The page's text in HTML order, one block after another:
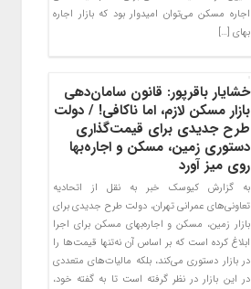
اجاره مسکن می‌توان امیدوار بود که بازار اجاره
بهای […]
خشایار باقرپور: قانون سامان‌دهی
بازار مسکن لازم، اما ناکافی! / دولت
طرح جدیدی برای قیمت‌گذاری
دستوری زمین، مسکن و اجاره‌بها
روی میز آورد
به گزارش کیوسک خبر به نقل از اتحادیه
تعاونی‌های عمرانی تهران، دولت طرح جدیدی برای
بازار زمین، مسکن و اجاره‌بهای مسکن برای اجرا
ابلاغ کرده است که بر اساس ‌آن نه‌تنها قیمت‌ها را
در بازار دستوری می‌کند، بلکه مالیات‌های متعددی
در این بازار در نظر گرفته است تا به گفته خود،